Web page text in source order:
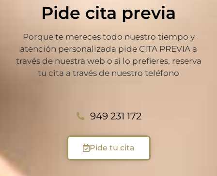
Pide cita previa
Porque te mereces todo nuestro tiempo y
atención personalizada pide CITA PREVIA a
través de nuestra web o si lo prefieres, reserva
tu cita a través de nuestro teléfono
949 231 172
Pide tu cita